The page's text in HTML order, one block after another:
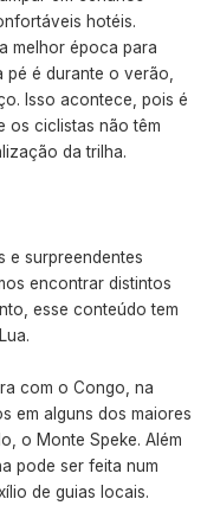
hotéis.
melhor época para
é durante o verão,
Isso acontece, pois é
os ciclistas não têm
da trilha.
e surpreendentes
encontrar distintos
esse conteúdo tem
com o Congo, na
em alguns dos maiores
o Monte Speke. Além
pode ser feita num
de guias locais.